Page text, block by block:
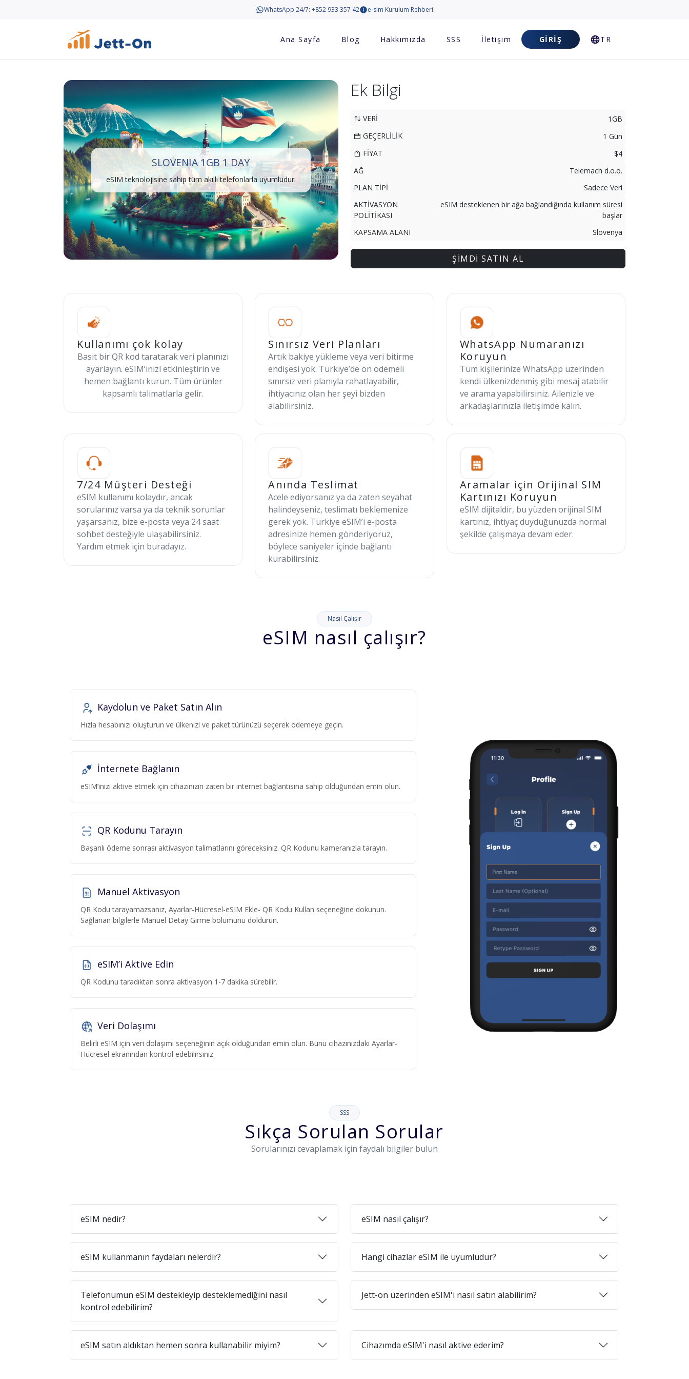
WhatsApp 24/7: +852 933 357 42 e-sim Kurulum Rehberi
Ana Sayfa Blog Hakkımızda SSS İletişim GIRIŞ TR
SLOVENIA 1GB 1 DAY
eSIM teknolojisine sahip tüm akıllı telefonlarla uyumludur.
Ek Bilgi
VERİ
1GB
GEÇERLİLİK
1 Gün
FİYAT
$4
AĞ
Telemach d.o.o.
PLAN TİPİ
Sadece Veri
AKTİVASYON
POLİTİKASI
eSIM desteklenen bir ağa bağlandığında kullanım süresi
başlar
KAPSAMA ALANI
Slovenya
ŞİMDİ SATIN AL
Kullanımı çok kolay
Basit bir QR kod taratarak veri planınızı
ayarlayın. eSIM’inizi etkinleştirin ve
hemen bağlantı kurun. Tüm ürünler
kapsamlı talimatlarla gelir.
Sınırsız Veri Planları
Artık bakiye yükleme veya veri bitirme
endişesi yok. Türkiye’de ön ödemeli
sınırsız veri planıyla rahatlayabilir,
ihtiyacınız olan her şeyi bizden
alabilirsiniz.
WhatsApp Numaranızı
Koruyun
Tüm kişilerinize WhatsApp üzerinden
kendi ülkenizdenmiş gibi mesaj atabilir
ve arama yapabilirsiniz. Ailenizle ve
arkadaşlarınızla iletişimde kalın.
7/24 Müşteri Desteği
eSIM kullanımı kolaydır, ancak
sorularınız varsa ya da teknik sorunlar
yaşarsanız, bize e-posta veya 24 saat
sohbet desteğiyle ulaşabilirsiniz.
Yardım etmek için buradayız.
Anında Teslimat
Acele ediyorsanız ya da zaten seyahat
halindeyseniz, teslimatı beklemenize
gerek yok. Türkiye eSIM’i e-posta
adresinize hemen gönderiyoruz,
böylece saniyeler içinde bağlantı
kurabilirsiniz.
Aramalar için Orijinal SIM
Kartınızı Koruyun
eSIM dijitaldir, bu yüzden orijinal SIM
kartınız, ihtiyaç duyduğunuzda normal
şekilde çalışmaya devam eder.
Nasıl Çalışır
eSIM nasıl çalışır?
Kaydolun ve Paket Satın Alın
Hızla hesabınızı oluşturun ve ülkenizi ve paket türünüzü seçerek ödemeye geçin.
İnternete Bağlanın
eSIM’inizi aktive etmek için cihazınızın zaten bir internet bağlantısına sahip olduğundan emin olun.
QR Kodunu Tarayın
Başarılı ödeme sonrası aktivasyon talimatlarını göreceksiniz. QR Kodunu kameranızla tarayın.
Manuel Aktivasyon
QR Kodu tarayamazsanız, Ayarlar-Hücresel-eSIM Ekle- QR Kodu Kullan seçeneğine dokunun.
Sağlanan bilgilerle Manuel Detay Girme bölümünü doldurun.
eSIM’i Aktive Edin
QR Kodunu taradıktan sonra aktivasyon 1-7 dakika sürebilir.
Veri Dolaşımı
Belirli eSIM için veri dolaşımı seçeneğinin açık olduğundan emin olun. Bunu cihazınızdaki Ayarlar-
Hücresel ekranından kontrol edebilirsiniz.
SSS
Sıkça Sorulan Sorular
Sorularınızı cevaplamak için faydalı bilgiler bulun
eSIM nedir? eSIM nasıl çalışır?
eSIM kullanmanın faydaları nelerdir? Hangi cihazlar eSIM ile uyumludur?
Telefonumun eSIM destekleyip desteklemediğini nasıl
kontrol edebilirim?
Jett-on üzerinden eSIM'i nasıl satın alabilirim?
eSIM satın aldıktan hemen sonra kullanabilir miyim? Cihazımda eSIM'i nasıl aktive ederim?